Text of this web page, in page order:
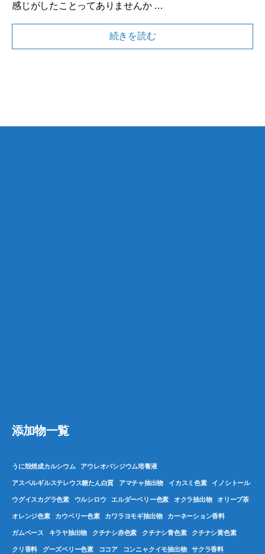
感じがしたことってありませんか …
続きを読む
添加物一覧
うに殻焼成カルシウム アウレオバシジウム培養液
アスペルギルステレウス糖たん白質 アマチャ抽出物 イカスミ色素 イノシトール
ウグイスカグラ色素 ウルシロウ エルダーベリー色素 オクラ抽出物 オリーブ茶
オレンジ色素 カウベリー色素 カワラヨモギ抽出物 カーネーション香料
ガムベース キラヤ抽出物 クチナシ赤色素 クチナシ青色素 クチナシ黄色素
クリ香料 グーズベリー色素 ココア コンニャクイモ抽出物 サクラ香料